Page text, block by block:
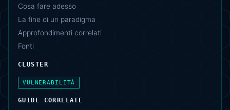
Cosa fare adesso
La fine di un paradigma
Approfondimenti correlati
Fonti
CLUSTER
VULNERABILITÀ
GUIDE CORRELATE